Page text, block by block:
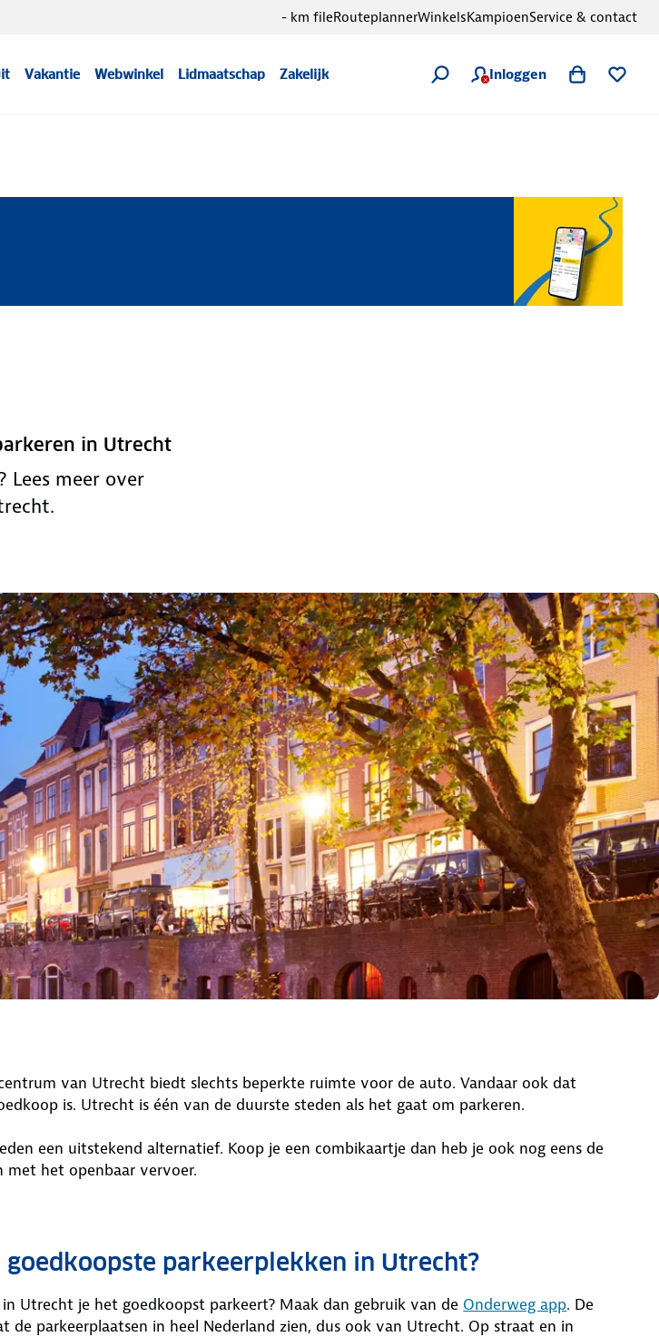
Vakantie Webwinkel Lidmaatschap Zakelijk Inloggen
- km fileRouteplannerWinkelsKampioenService & contact
in Utrecht
Lees meer over
van Utrecht biedt slechts beperkte ruimte voor de auto. Vandaar ook dat
is. Utrecht is één van de duurste steden als het gaat om parkeren.
een uitstekend alternatief. Koop je een combikaartje dan heb je ook nog eens de
met het openbaar vervoer.
goedkoopste parkeerplekken in Utrecht?
Utrecht je het goedkoopst parkeert? Maak dan gebruik van de Onderweg app. De
de parkeerplaatsen in heel Nederland zien, dus ook van Utrecht. Op straat en in